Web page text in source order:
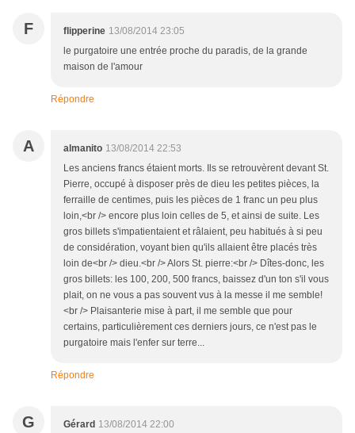
F flipperine 13/08/2014 23:05
le purgatoire une entrée proche du paradis, de la grande
maison de l'amour
Répondre
A almanito 13/08/2014 22:53
Les anciens francs étaient morts. Ils se retrouvèrent devant St.
Pierre, occupé à disposer près de dieu les petites pièces, la
ferraille de centimes, puis les pièces de 1 franc un peu plus
loin,<br /> encore plus loin celles de 5, et ainsi de suite. Les
gros billets s'impatientaient et râlaient, peu habitués à si peu
de considération, voyant bien qu'ils allaient être placés très
loin de<br /> dieu.<br /> Alors St. pierre:<br /> Dîtes-donc, les
gros billets: les 100, 200, 500 francs, baissez d'un ton s'il vous
plait, on ne vous a pas souvent vus à la messe il me semble!
<br /> Plaisanterie mise à part, il me semble que pour
certains, particulièrement ces derniers jours, ce n'est pas le
purgatoire mais l'enfer sur terre...
Répondre
G Gérard 13/08/2014 22:00